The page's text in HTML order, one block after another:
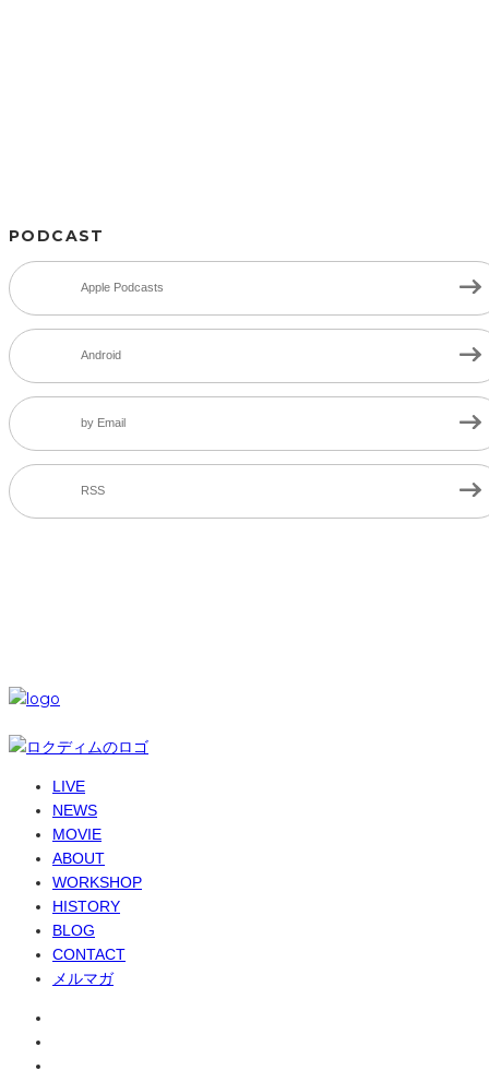
PODCAST
Apple Podcasts
Android
by Email
RSS
LIVE
NEWS
MOVIE
ABOUT
WORKSHOP
HISTORY
BLOG
CONTACT
メルマガ